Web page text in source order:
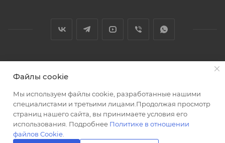
Разработка сайта
Файлы cookie
Мы используем файлы cookie, разработанные нашими
специалистами и третьими лицами.Продолжая просмотр
страниц нашего сайта, вы принимаете условия его
использования. Подробнее Политике в отношении
файлов Cookie